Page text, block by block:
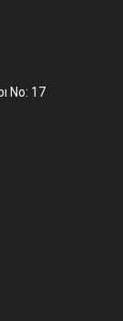
No: 17